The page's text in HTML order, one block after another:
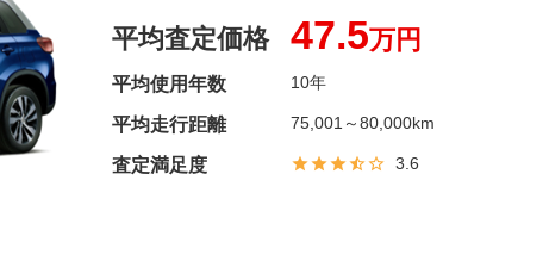
平均査定価格 47.5万円
平均使用年数 10年
平均走行距離 75,001～80,000km
査定満足度 3.6